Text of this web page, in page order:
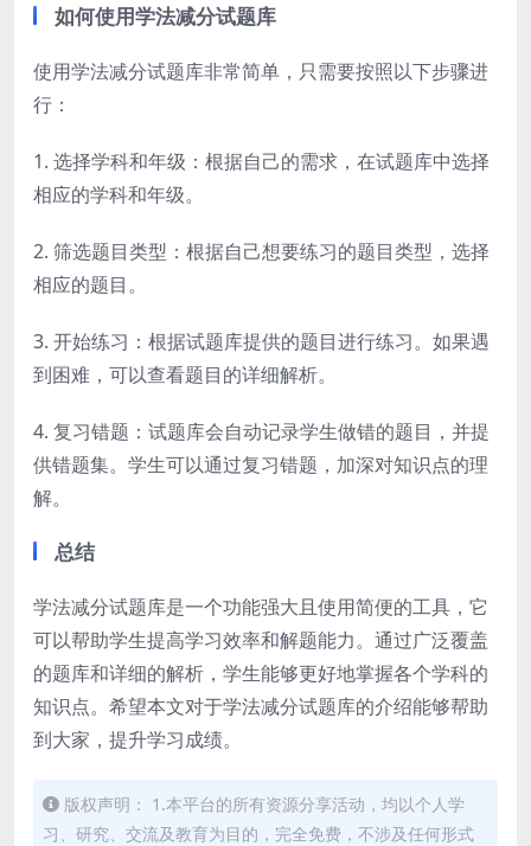
如何使用学法减分试题库
使用学法减分试题库非常简单，只需要按照以下步骤进
行：
1. 选择学科和年级：根据自己的需求，在试题库中选择
相应的学科和年级。
2. 筛选题目类型：根据自己想要练习的题目类型，选择
相应的题目。
3. 开始练习：根据试题库提供的题目进行练习。如果遇
到困难，可以查看题目的详细解析。
4. 复习错题：试题库会自动记录学生做错的题目，并提
供错题集。学生可以通过复习错题，加深对知识点的理
解。
总结
学法减分试题库是一个功能强大且使用简便的工具，它
可以帮助学生提高学习效率和解题能力。通过广泛覆盖
的题库和详细的解析，学生能够更好地掌握各个学科的
知识点。希望本文对于学法减分试题库的介绍能够帮助
到大家，提升学习成绩。
版权声明： 1.本平台的所有资源分享活动，均以个人学
习、研究、交流及教育为目的，完全免费，不涉及任何形式